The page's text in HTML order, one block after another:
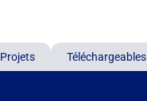
Projets Téléchargeables